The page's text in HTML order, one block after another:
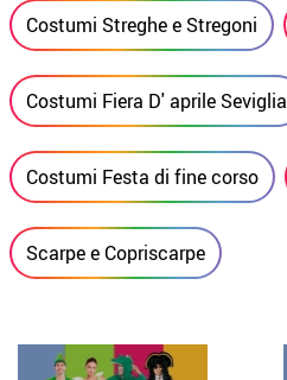
Costumi Streghe e Stregoni
Costumi Fiera D' aprile Seviglia
Costumi Festa di fine corso
Scarpe e Copriscarpe